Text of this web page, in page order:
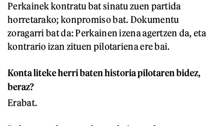
Perkainek kontratu bat sinatu zuen partida
horretarako; konpromiso bat. Dokumentu
zoragarri bat da: Perkainen izena agertzen da, eta
kontrario izan zituen pilotariena ere bai.
Konta liteke herri baten historia pilotaren bidez,
beraz?
Erabat.